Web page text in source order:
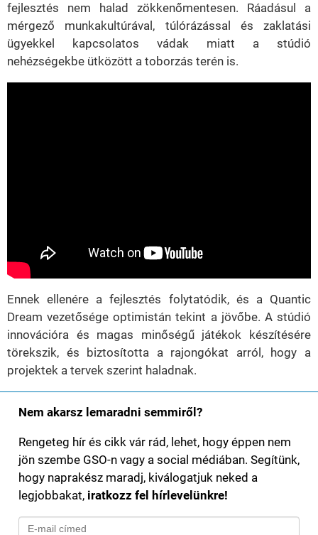
fejlesztés nem halad zökkenőmentesen. Ráadásul a
mérgező munkakultúrával, túlórázással és zaklatási
ügyekkel kapcsolatos vádak miatt a stúdió
nehézségekbe ütközött a toborzás terén is.
Ennek ellenére a fejlesztés folytatódik, és a Quantic
Dream vezetősége optimistán tekint a jövőbe. A stúdió
innovációra és magas minőségű játékok készítésére
törekszik, és biztosította a rajongókat arról, hogy a
projektek a tervek szerint haladnak.
Nem akarsz lemaradni semmiről?
Rengeteg hír és cikk vár rád, lehet, hogy éppen nem
jön szembe GSO-n vagy a social médiában. Segítünk,
hogy naprakész maradj, kiválogatjuk neked a
legjobbakat, iratkozz fel hírlevelünkre!